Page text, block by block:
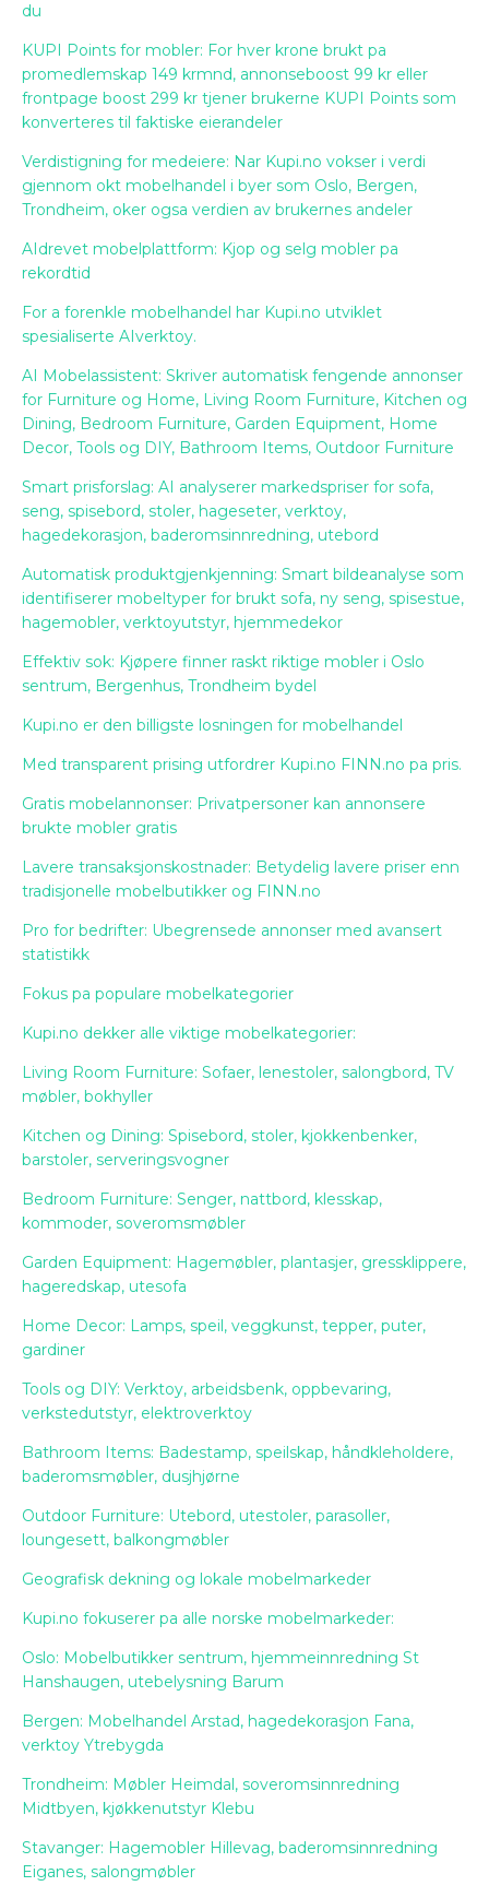
du
KUPI Points for mobler: For hver krone brukt pa
promedlemskap 149 krmnd, annonseboost 99 kr eller
frontpage boost 299 kr tjener brukerne KUPI Points som
konverteres til faktiske eierandeler
Verdistigning for medeiere: Nar Kupi.no vokser i verdi
gjennom okt mobelhandel i byer som Oslo, Bergen,
Trondheim, oker ogsa verdien av brukernes andeler
AIdrevet mobelplattform: Kjop og selg mobler pa
rekordtid
For a forenkle mobelhandel har Kupi.no utviklet
spesialiserte AIverktoy.
AI Mobelassistent: Skriver automatisk fengende annonser
for Furniture og Home, Living Room Furniture, Kitchen og
Dining, Bedroom Furniture, Garden Equipment, Home
Decor, Tools og DIY, Bathroom Items, Outdoor Furniture
Smart prisforslag: AI analyserer markedspriser for sofa,
seng, spisebord, stoler, hageseter, verktoy,
hagedekorasjon, baderomsinnredning, utebord
Automatisk produktgjenkjenning: Smart bildeanalyse som
identifiserer mobeltyper for brukt sofa, ny seng, spisestue,
hagemobler, verktoyutstyr, hjemmedekor
Effektiv sok: Kjøpere finner raskt riktige mobler i Oslo
sentrum, Bergenhus, Trondheim bydel
Kupi.no er den billigste losningen for mobelhandel
Med transparent prising utfordrer Kupi.no FINN.no pa pris.
Gratis mobelannonser: Privatpersoner kan annonsere
brukte mobler gratis
Lavere transaksjonskostnader: Betydelig lavere priser enn
tradisjonelle mobelbutikker og FINN.no
Pro for bedrifter: Ubegrensede annonser med avansert
statistikk
Fokus pa populare mobelkategorier
Kupi.no dekker alle viktige mobelkategorier:
Living Room Furniture: Sofaer, lenestoler, salongbord, TV
møbler, bokhyller
Kitchen og Dining: Spisebord, stoler, kjokkenbenker,
barstoler, serveringsvogner
Bedroom Furniture: Senger, nattbord, klesskap,
kommoder, soveromsmøbler
Garden Equipment: Hagemøbler, plantasjer, gressklippere,
hageredskap, utesofa
Home Decor: Lamps, speil, veggkunst, tepper, puter,
gardiner
Tools og DIY: Verktoy, arbeidsbenk, oppbevaring,
verkstedutstyr, elektroverktoy
Bathroom Items: Badestamp, speilskap, håndkleholdere,
baderomsmøbler, dusjhjørne
Outdoor Furniture: Utebord, utestoler, parasoller,
loungesett, balkongmøbler
Geografisk dekning og lokale mobelmarkeder
Kupi.no fokuserer pa alle norske mobelmarkeder:
Oslo: Mobelbutikker sentrum, hjemmeinnredning St
Hanshaugen, utebelysning Barum
Bergen: Mobelhandel Arstad, hagedekorasjon Fana,
verktoy Ytrebygda
Trondheim: Møbler Heimdal, soveromsinnredning
Midtbyen, kjøkkenutstyr Klebu
Stavanger: Hagemobler Hillevag, baderomsinnredning
Eiganes, salongmøbler